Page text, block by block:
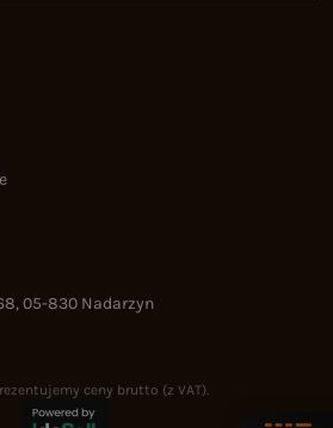
,05-830 Nadarzyn
ceny brutto (z VAT).